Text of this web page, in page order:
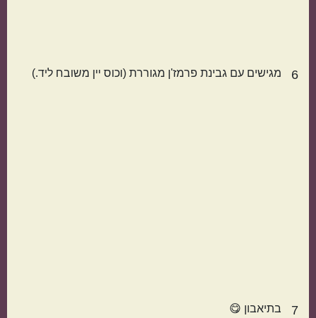
6 מגישים עם גבינת פרמז'ן מגוררת (וכוס יין משובח ליד.)
7 בתיאבון 😋
הכול בסיר אחד מתאימות כמתנה